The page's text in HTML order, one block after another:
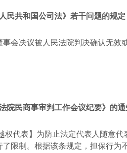
民共和国公司法》若干问题的规
事会决议被人民法院判决确认无
院民商事审判工作会议纪要》的通
权代表】为防止法定代表人随意
限制。根据该条规定，担保行